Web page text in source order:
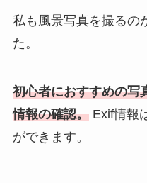
私も風景写真を撮るの
た。
初心者におすすめの写
情報の確認。Exif情報
ができます。